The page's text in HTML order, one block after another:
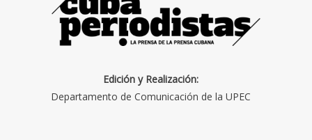
Edición y Realización:
Departamento de Comunicación de la UPEC